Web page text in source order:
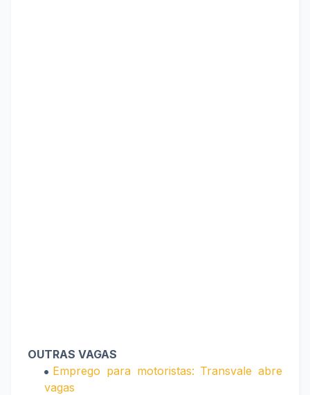
OUTRAS VAGAS
Emprego para motoristas: Transvale abre
vagas